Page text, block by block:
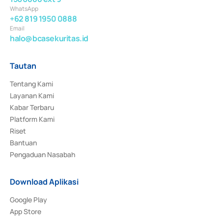
WhatsApp
+62 819 1950 0888
Email
halo@bcasekuritas.id
Tautan
Tentang Kami
Layanan Kami
Kabar Terbaru
Platform Kami
Riset
Bantuan
Pengaduan Nasabah
Download Aplikasi
Google Play
App Store